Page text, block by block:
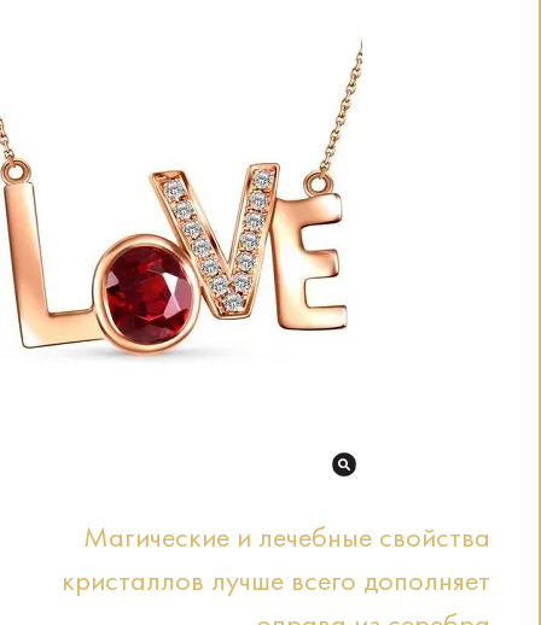
Магические и лечебные свойства
кристаллов лучше всего дополняет